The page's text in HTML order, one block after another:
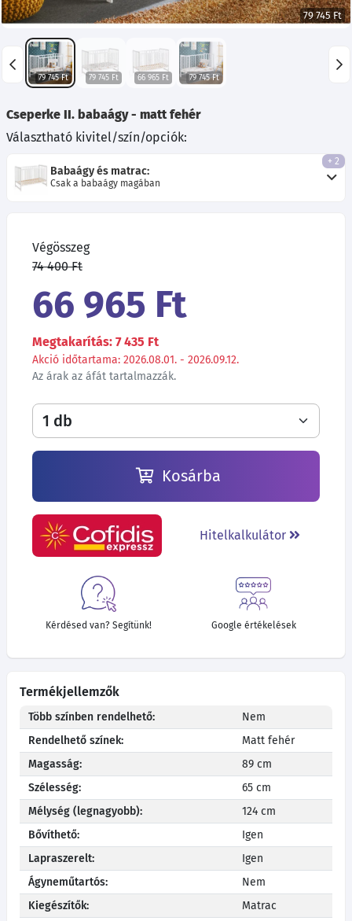
79 745 Ft
79 745 Ft 79 745 Ft 66 965 Ft 79 745 Ft
Cseperke II. babaágy - matt fehér
Választható kivitel/szín/opciók:
Babaágy és matrac:
Csak a babaágy magában
+ 2
Végösszeg
74 400 Ft
66 965 Ft
Megtakarítás: 7 435 Ft
Akció időtartama: 2026.08.01. - 2026.09.12.
Az árak az áfát tartalmazzák.
Kosárba
Hitelkalkulátor
Kérdésed van? Segítünk! Google értékelések
Termékjellemzők
Több színben rendelhető:
Nem
Rendelhető színek:
Matt fehér
Magasság:
89 cm
Szélesség:
65 cm
Mélység (legnagyobb):
124 cm
Bővíthető:
Igen
Lapraszerelt:
Igen
Ágyneműtartós:
Nem
Kiegészítők:
Matrac